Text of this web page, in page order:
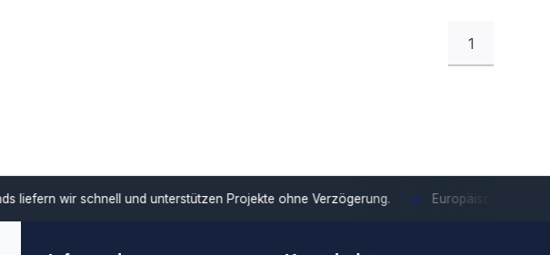
1
schnell und unterstützen Projekte ohne Verzögerung. Europäische Distribution